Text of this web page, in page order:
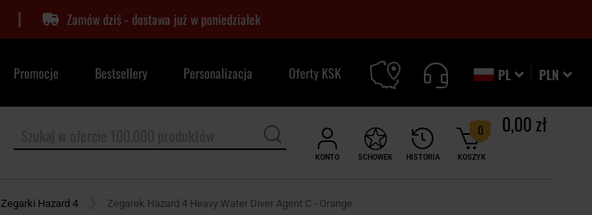
| Zamów dziś - dostawa już w poniedziałek
PLN
PL
Promocje Bestsellery Personalizacja Oferty KSK
KONTO HISTORIA
SCHOWEK KOSZYK
0 0,00 zł
Zegarki Hazard 4 Zegarek Hazard 4 Heavy Water Diver Agent C - Orange